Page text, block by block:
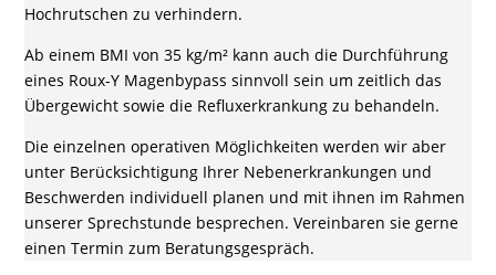
Hochrutschen zu verhindern.
Ab einem BMI von 35 kg/m² kann auch die Durchführung
eines Roux-Y Magenbypass sinnvoll sein um zeitlich das
Übergewicht sowie die Refluxerkrankung zu behandeln.
Die einzelnen operativen Möglichkeiten werden wir aber
unter Berücksichtigung Ihrer Nebenerkrankungen und
Beschwerden individuell planen und mit ihnen im Rahmen
unserer Sprechstunde besprechen. Vereinbaren sie gerne
einen Termin zum Beratungsgespräch.